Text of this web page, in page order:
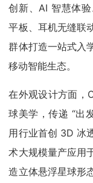
创新、AI 智慧体
平板、耳机无缝联
群体打造一站式入
移动智能生态。
在外观设计方面，
球美学，传递 “出
用行业首创 3D 冰
术大规模量产应用
造立体悬浮星球形